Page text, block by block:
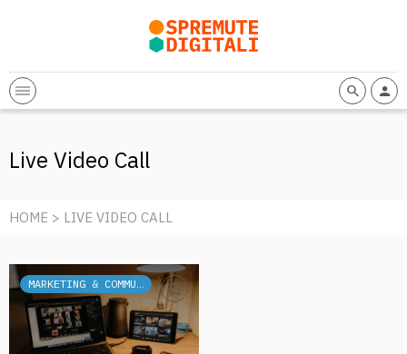
Live Video Call
HOME > LIVE VIDEO CALL
MARKETING & COMMUNICATION